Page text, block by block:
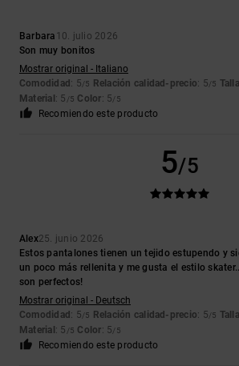
Barbara 10. julio 2026
Son muy bonitos
Mostrar original - Italiano
Comodidad : 5/5 Relación calidad-precio: 5/5 Talla
Material : 5 /5 Color: 5/5
Recomiendo este producto
5/5
Alex25. junio 2026
Estos pantalones tienen un tejido estupendo y
un poco más rellenita y me gusta el estilo
son perfectos!
Mostrar original - Deutsch
Comodidad : 5/5 Relación calidad-precio: 5/5 Talla
Material : 5 /5 Color: 5/5
Recomiendo este producto